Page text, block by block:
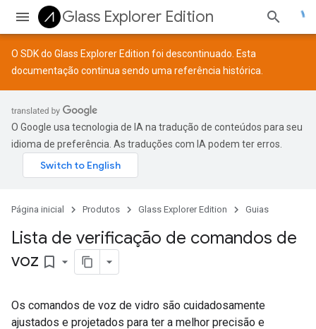
Glass Explorer Edition
O SDK do Glass Explorer Edition foi descontinuado. Esta
documentação continua sendo uma referência histórica.
O Google usa tecnologia de IA na tradução de conteúdos para seu
idioma de preferência. As traduções com IA podem ter erros.
Página inicial Produtos Glass Explorer Edition Guias
Lista de verificação de comandos de
voz bookmark_border
Os comandos de voz de vidro são cuidadosamente
ajustados e projetados para ter a melhor precisão e